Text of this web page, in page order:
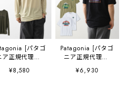
[パタゴ
ア正規代理店]
L/S Cap Cool
Trail Shirt -
¥8,580
Patagonia [パタゴ
ニア正規代理店]
M's Great Waves
Responsibili-Tee
¥6,930